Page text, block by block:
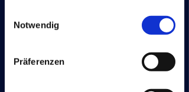
Entwicklung von Angeboten zu
ermöglichen. Sie entscheiden darüber,
wer Ihre Daten für welche Zwecke
nutzt. Sie können Ihre Einwilligung
Notwendig
Präferenzen
Anyone who manages 50
kilometers gets an MM 50/12